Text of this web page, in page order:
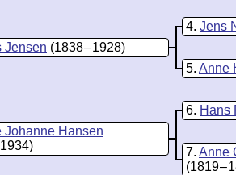
Jensen (1838 – 1928)
4 Jens
5 Anne
Johanne Hansen
6 Hans
7 Anne
(1819 –